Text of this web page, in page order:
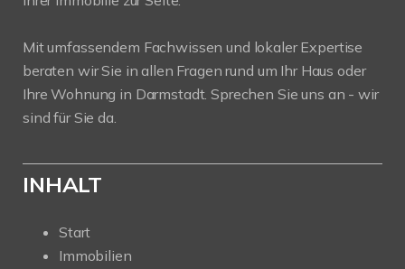
Mit umfassendem Fachwissen und lokaler Expertise
beraten wir Sie in allen Fragen rund um Ihr Haus oder
Ihre Wohnung in Darmstadt. Sprechen Sie uns an - wir
sind für Sie da.
INHALT
Start
Immobilien